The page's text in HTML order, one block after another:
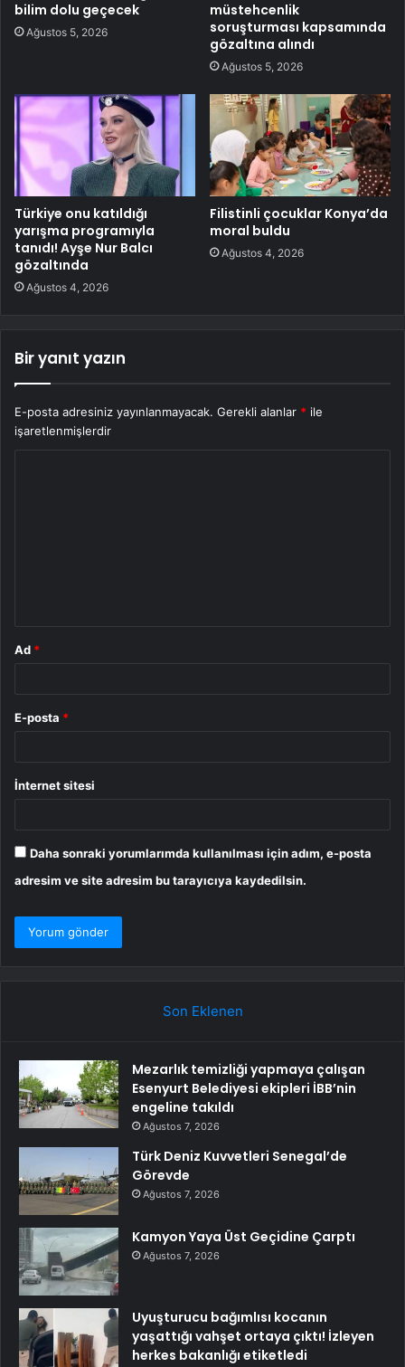
bilim dolu geçecek
Ağustos 5, 2026
müstehcenlik
soruşturması kapsamında
gözaltına alındı
Ağustos 5, 2026
Türkiye onu katıldığı
yarışma programıyla
tanıdı! Ayşe Nur Balcı
gözaltında
Ağustos 4, 2026
Filistinli çocuklar Konya’da
moral buldu
Ağustos 4, 2026
Bir yanıt yazın
E-posta adresiniz yayınlanmayacak. Gerekli alanlar * ile
işaretlenmişlerdir
Ad *
E-posta *
İnternet sitesi
Daha sonraki yorumlarımda kullanılması için adım, e-posta
adresim ve site adresim bu tarayıcıya kaydedilsin.
Son Eklenen
Mezarlık temizliği yapmaya çalışan
Esenyurt Belediyesi ekipleri İBB’nin
engeline takıldı
Ağustos 7, 2026
Türk Deniz Kuvvetleri Senegal’de
Görevde
Ağustos 7, 2026
Kamyon Yaya Üst Geçidine Çarptı
Ağustos 7, 2026
Uyuşturucu bağımlısı kocanın
yaşattığı vahşet ortaya çıktı! İzleyen
herkes bakanlığı etiketledi